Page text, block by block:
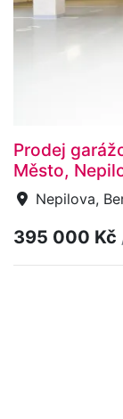
Prodej
Město,
Nepilova,
395 000 Kč